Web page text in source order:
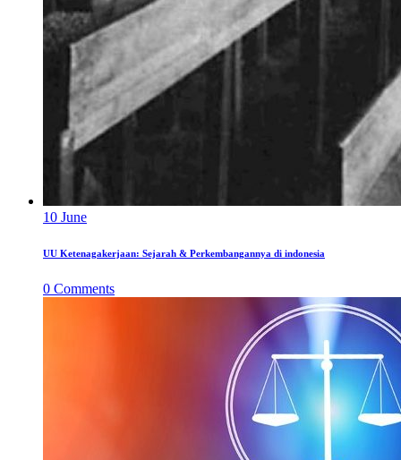
10 June
UU Ketenagakerjaan: Sejarah & Perkembangannya di indonesia
0 Comments